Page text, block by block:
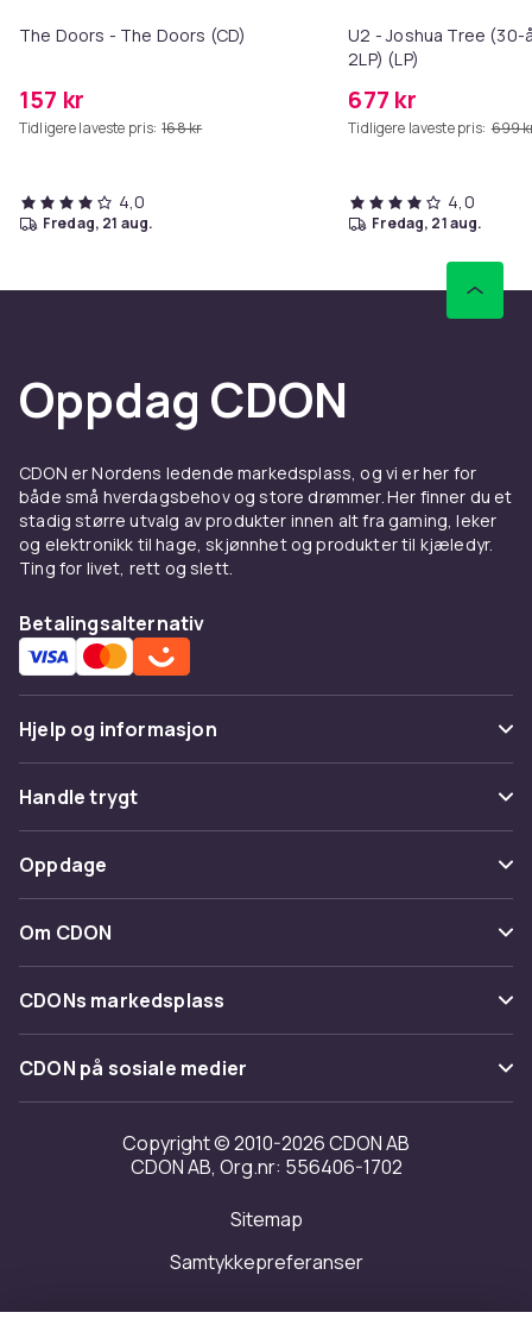
The Doors - The Doors (CD)
157 kr
Tidligere laveste pris: 168 kr
4,0
fredag, 21 aug.
U2 - Joshua Tree (30-
2LP) (LP)
677 kr
Tidligere laveste pris: 699
4,0
fredag, 21 aug.
Oppdag CDON
CDON er Nordens ledende markedsplass, og vi er her for
både små hverdagsbehov og store drømmer. Her finner du et
stadig større utvalg av produkter innen alt fra gaming, leker
og elektronikk til hage, skjønnhet og produkter til kjæledyr.
Ting for livet, rett og slett.
Betalingsalternativ
Hjelp og informasjon
Vanlige spørsmål
Spor pakke
Angre & returner her
Kontakt oss
Handle trygt
Betaling
Levering
Tilbakekallinger
Oppdage
Kategorier
Varemerker
Om CDON
Om oss
Kundeanmeldelser
Jobbe på CDON
Investor relations
Tilgjengelighet
CDONs markedsplass
Merchant Help Center
CDON på sosiale medier
Copyright © 2010-2026 CDON AB
CDON AB, Org.nr: 556406-1702
Sitemap
Samtykkepreferanser